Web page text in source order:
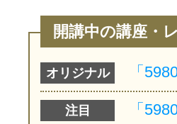
開講中の講座・
オリジナル
注目